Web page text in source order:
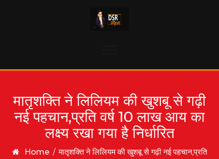
मातृशक्ति ने लिलियम की खुशबू से गढ़ी
नई पहचान,प्रति वर्ष 10 लाख आय का
लक्ष्य रखा गया है निर्धारित
Home / मातृशक्ति ने लिलियम की खुशबू से गढ़ी नई पहचान,प्रति